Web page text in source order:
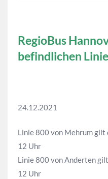
RegioBus
befindlichen
24.12.2021
Linie 800 von Mehrum gilt
12 Uhr
Linie 800 von Anderten
12 Uhr